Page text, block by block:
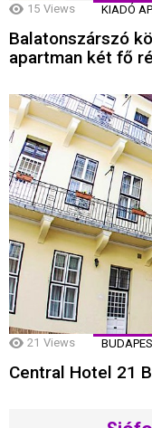
15 Views KIADÓ
Balatonszárszó
apartman két fő
21 Views
Central Hotel 21